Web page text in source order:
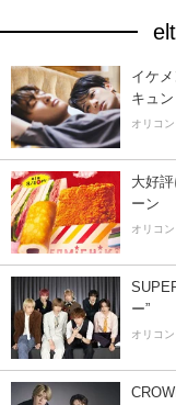
イケ
キュン
オリコ
大好
ーン
オリコ
ー”
オリコ